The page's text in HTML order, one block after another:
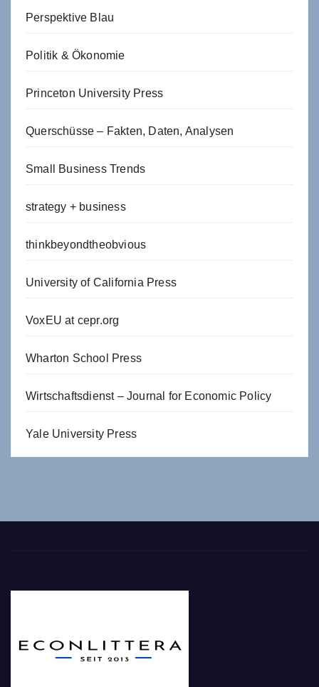
Perspektive Blau
Politik & Ökonomie
Princeton University Press
Querschüsse – Fakten, Daten, Analysen
Small Business Trends
strategy + business
thinkbeyondtheobvious
University of California Press
VoxEU at cepr.org
Wharton School Press
Wirtschaftsdienst – Journal for Economic Policy
Yale University Press